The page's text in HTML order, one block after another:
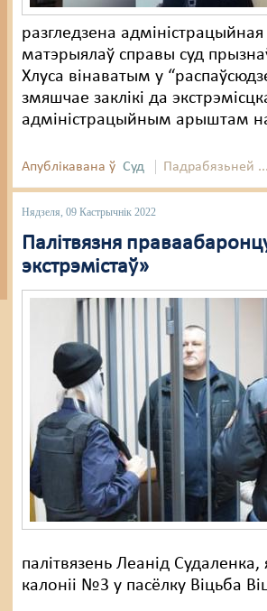
разгледзена
матэрыялаў справы суд
Хлуса вінаватым у
змяшчае заклікі да
адміністрацыйным арыштам
Апублікавана ў Суд Падрабязьней ...
Нядзеля, 09 Кастрычнік 2022
Палітвязня
экстрэмістаў»
палітвязень Леанід
калоніі №3 у пасёлку Віцьба